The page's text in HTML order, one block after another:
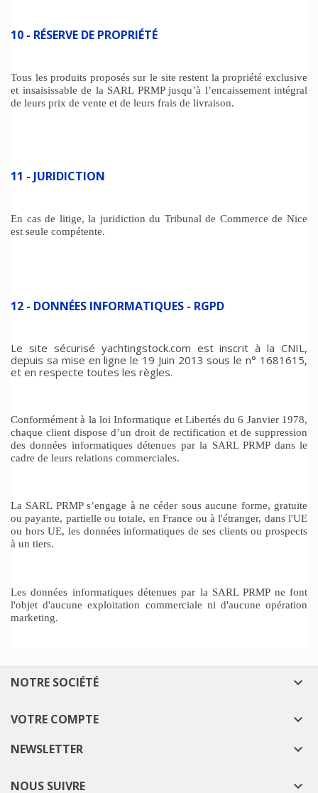
10 - RÉSERVE DE PROPRIÉTÉ
Tous les produits proposés sur le site restent la propriété exclusive
et insaisissable de la SARL PRMP jusqu’à l’encaissement intégral
de leurs prix de vente et de leurs frais de livraison.
11 - JURIDICTION
En cas de litige, la juridiction du Tribunal de Commerce de Nice
est seule compétente.
12 - DONNÉES INFORMATIQUES - RGPD
Le site sécurisé yachtingstock.com est inscrit à la CNIL,
depuis sa mise en ligne le 19 Juin 2013 sous le n° 1681615,
et en respecte toutes les règles.
Conformément à la loi Informatique et Libertés du 6 Janvier 1978,
chaque client dispose d’un droit de rectification et de suppression
des données informatiques détenues par la SARL PRMP dans le
cadre de leurs relations commerciales.
La SARL PRMP s’engage à ne céder sous aucune forme, gratuite
ou payante, partielle ou totale, en France ou à l'étranger, dans l'UE
ou hors UE, les données informatiques de ses clients ou prospects
à un tiers.
Les données informatiques détenues par la SARL PRMP ne font
l'objet d'aucune exploitation commerciale ni d'aucune opération
marketing.
NOTRE SOCIÉTÉ 
VOTRE COMPTE 
NEWSLETTER 
NOUS SUIVRE 